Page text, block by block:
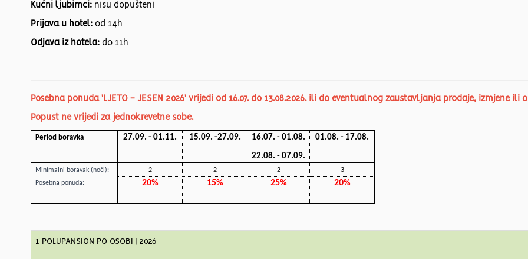
Kućni ljubimci: nisu dopušteni
Prijava u hotel: od 14h
Odjava iz hotela: do 11h
Posebna ponuda 'LJETO - JESEN 2026' vrijedi od 16.07. do 13.08.2026. ili do eventualnog zaustavljanja prodaje, izmjene ili
Popust ne vrijedi za jednokrevetne sobe.
Period boravka 27.09. - 01.11. 15.09. -27.09. 16.07. - 01.08.
22.08. - 07.09.
01.08. - 17.08.
Minimalni boravak (noći): 2 2 2
3
Posebna ponuda:
20% 15% 25% 20%
1 POLUPANSION PO OSOBI | 2026